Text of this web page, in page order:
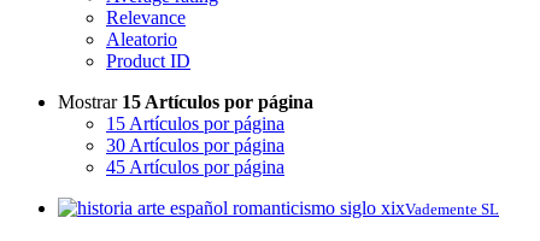
Relevance
Aleatorio
Product ID
Mostrar 15 Artículos por página
15 Artículos por página
30 Artículos por página
45 Artículos por página
Vademente SL